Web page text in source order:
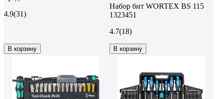
4.9(31)
В корзину
Набор бит WORTEX BS 115
1323451
4.7(18)
В корзину